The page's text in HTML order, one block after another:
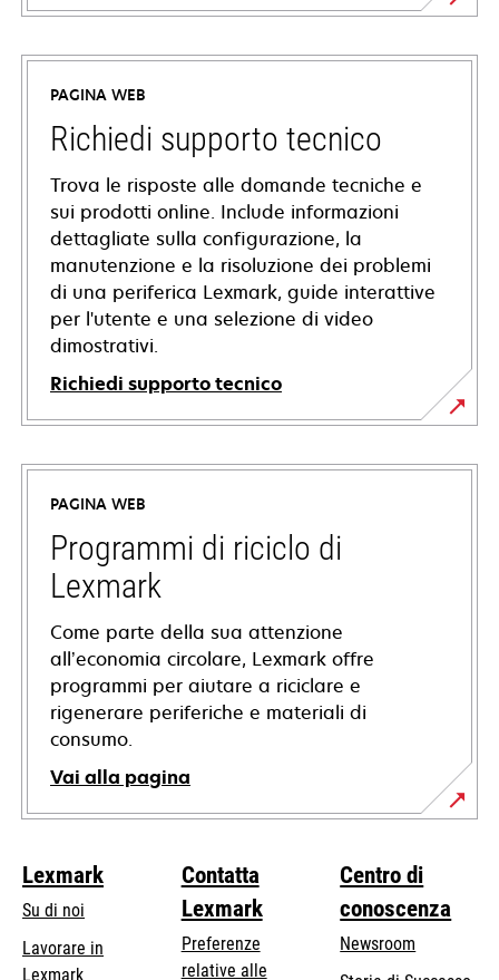
PAGINA WEB
Richiedi supporto tecnico
Trova le risposte alle domande tecniche e
sui prodotti online. Include informazioni
dettagliate sulla configurazione, la
manutenzione e la risoluzione dei problemi
di una periferica Lexmark, guide interattive
per l'utente e una selezione di video
dimostrativi.
Richiedi supporto tecnico
si
apre
una
nuova
scheda
PAGINA WEB
Programmi di riciclo di
Lexmark
Come parte della sua attenzione
all’economia circolare, Lexmark offre
programmi per aiutare a riciclare e
rigenerare periferiche e materiali di
consumo.
Vai alla pagina
Lexmark
Su di noi
Lavorare in
Lexmark
Contatta
Lexmark
Preferenze
relative alle
Centro di
conoscenza
Newsroom